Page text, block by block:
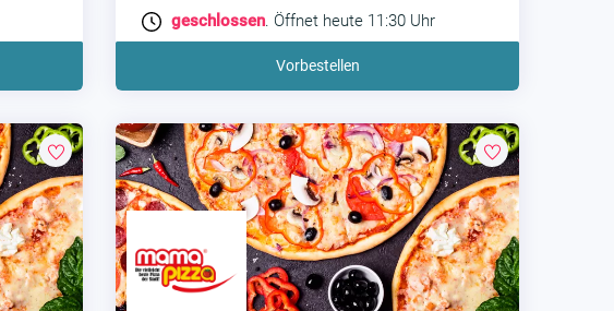
geschlossen. Öffnet heute 11:30 Uhr
Vorbestellen